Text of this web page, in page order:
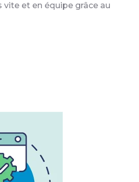
vite et en équipe grâce au